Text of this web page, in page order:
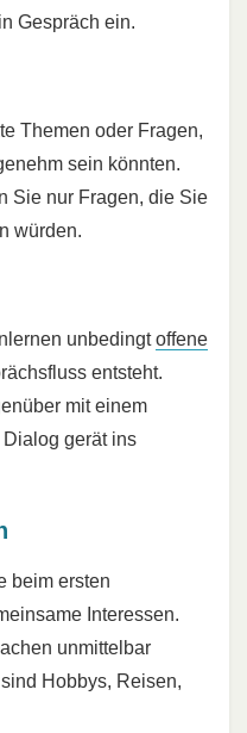
Gespräch ein.
Themen oder Fragen,
sein könnten.
Sie nur Fragen, die Sie
würden.
unbedingtoffene
entsteht.
mit einem
Dialog gerät ins
beim ersten
Interessen.
unmittelbar
Hobbys, Reisen,